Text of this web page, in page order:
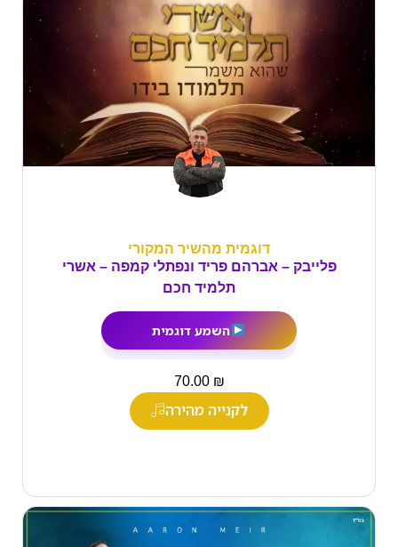
דוגמית מהשיר המקורי
פלייבק – אברהם פריד ונפתלי קמפה – אשרי
תלמיד חכם
השמע דוגמית
70.00 ₪
לקנייה מהירה